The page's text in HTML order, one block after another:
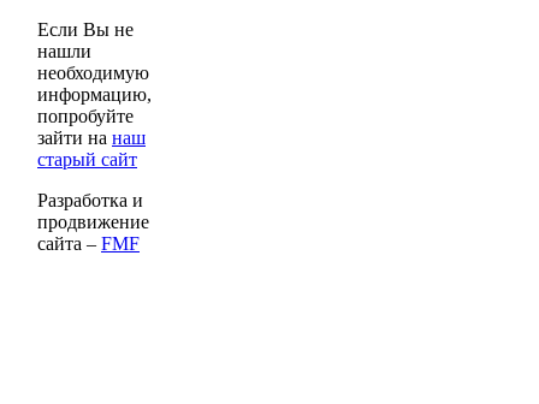
Если Вы не
нашли
необходимую
информацию,
попробуйте
зайти на наш
старый сайт
Разработка и
продвижение
сайта – FMF